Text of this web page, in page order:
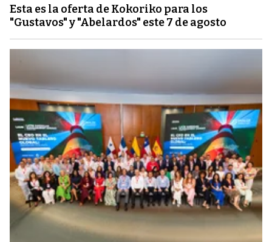
Esta es la oferta de Kokoriko para los
"Gustavos" y "Abelardos" este 7 de agosto